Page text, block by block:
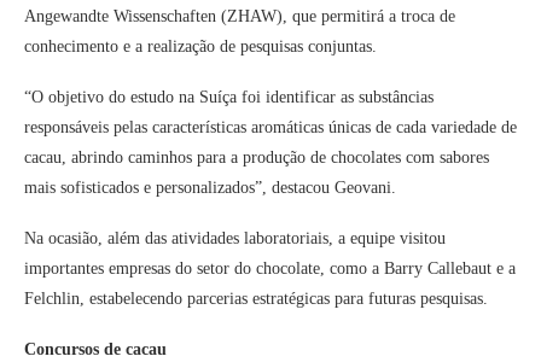
Angewandte Wissenschaften (ZHAW), que permitirá a troca de
conhecimento e a realização de pesquisas conjuntas.
“O objetivo do estudo na Suíça foi identificar as substâncias
responsáveis pelas características aromáticas únicas de cada variedade de
cacau, abrindo caminhos para a produção de chocolates com sabores
mais sofisticados e personalizados”, destacou Geovani.
Na ocasião, além das atividades laboratoriais, a equipe visitou
importantes empresas do setor do chocolate, como a Barry Callebaut e a
Felchlin, estabelecendo parcerias estratégicas para futuras pesquisas.
Concursos de cacau